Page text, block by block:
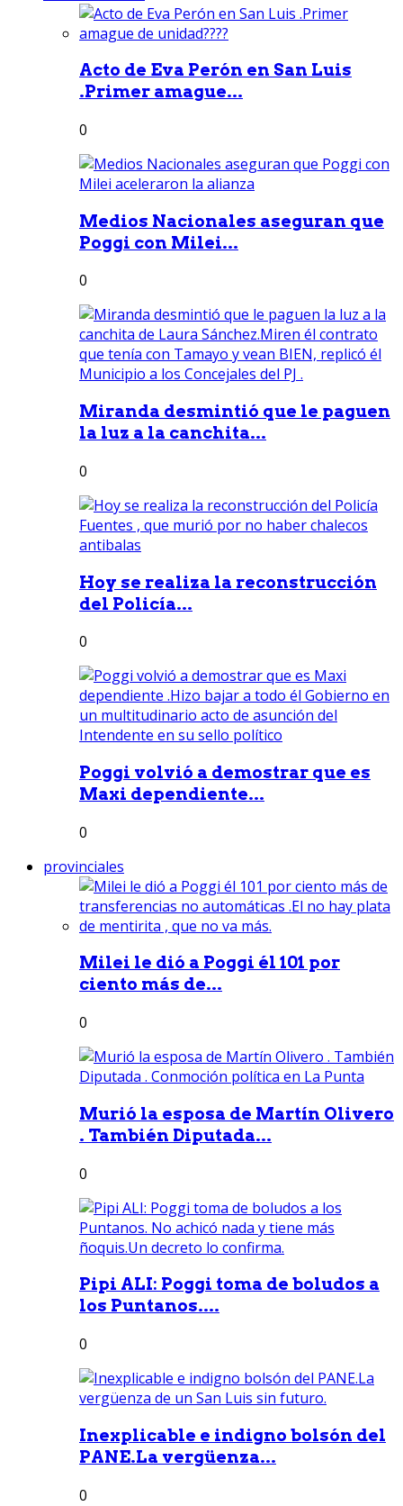
Acto de Eva Perón en San Luis
.Primer amague...
0
Medios Nacionales aseguran que
Poggi con Milei...
0
Miranda desmintió que le paguen
la luz a la canchita...
0
Hoy se realiza la reconstrucción
del Policía...
0
Poggi volvió a demostrar que es
Maxi dependiente...
0
provinciales
Milei le dió a Poggi él 101 por
ciento más de...
0
Murió la esposa de Martín Olivero
. También Diputada...
0
Pipi ALI: Poggi toma de boludos a
los Puntanos....
0
Inexplicable e indigno bolsón del
PANE.La vergüenza...
0